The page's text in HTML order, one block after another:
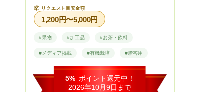
📦 リクエスト目安金額
1,200円〜5,000円
#果物 #加工品 #お茶・飲料
#メディア掲載 #有機栽培 #贈答用
5% ポイント還元中！
2026年10月9日まで